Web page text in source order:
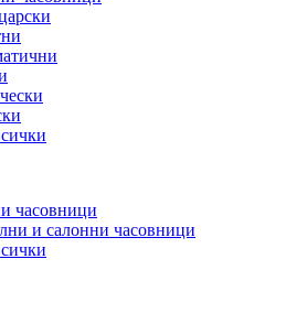
часовници
и салонни часовници